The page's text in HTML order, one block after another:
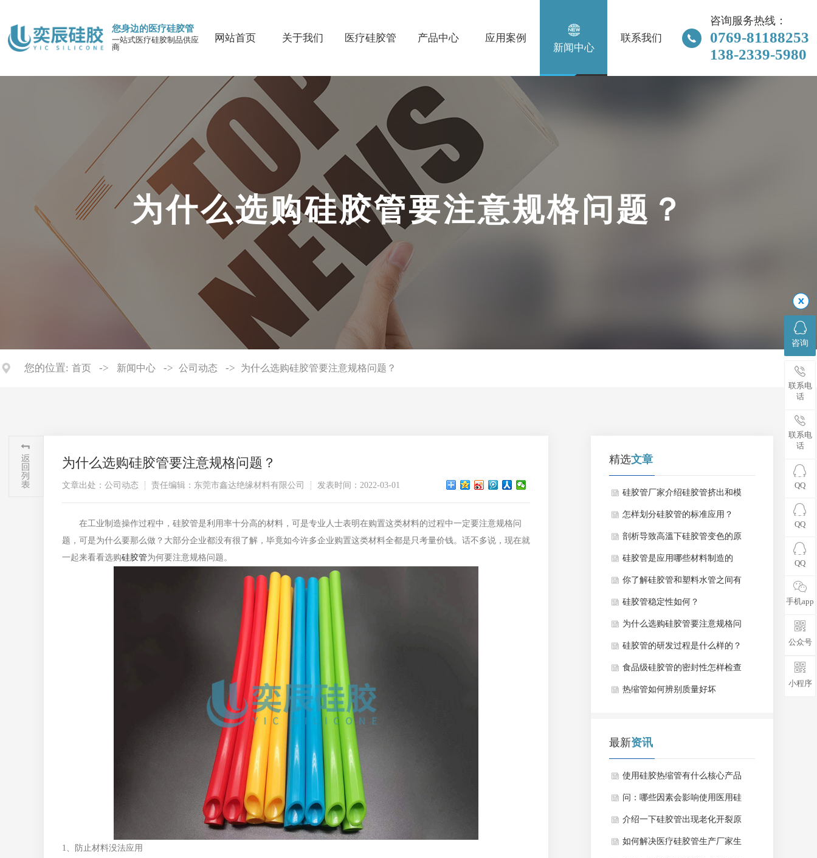
您身边的医疗硅胶管
一站式医疗硅胶制品供应
商
网站首页 关于我们 医疗硅胶管 产品中心 应用案例

新闻中心
联系我们 
咨询服务热线：
0769-81188253
138-2339-5980
为什么选购硅胶管要注意规格问 题 ？
您的位置: 首页 -> 新闻中心 -> 公司动态 -> 为什么选购硅胶管要注意规格问题？
为什么选购硅胶管要注意规格问题？
文章出处：公司动态 责任编辑：东莞市鑫达绝缘材料有限公司 发表时间：2022-03-01
在工业制造操作过程中，硅胶管是利用率十分高的材料，可是专业人士表明在购置这类材料的过程中一定要注意规格问
题，可是为什么要那么做？大部分企业都没有很了解，毕竟如今许多企业购置这类材料全都是只考量价钱。话不多说，现在就
一起来看看选购硅胶管为何要注意规格问题。
1、防止材料没法应用
精选文章
硅胶管厂家介绍硅胶管挤出和模
压生产两者区别是什么？
怎样划分硅胶管的标准应用？
剖析导致高溫下硅胶管变色的原
因是什么？
硅胶管是应用哪些材料制造的
呢？
你了解硅胶管和塑料水管之间有
什么区别？
硅胶管稳定性如何？
为什么选购硅胶管要注意规格问
题？
硅胶管的研发过程是什么样的？
食品级硅胶管的密封性怎样检查
最好
热缩管如何辨别质量好坏
最新资讯
使用硅胶热缩管有什么核心产品
性能优势？
问：哪些因素会影响使用医用硅
胶管价格？
介绍一下硅胶管出现老化开裂原
因及解决方法？
如何解决医疗硅胶管生产厂家生
咨询
联系电
话
联系电
话
QQ
QQ
QQ
手机app
公众号
小程序